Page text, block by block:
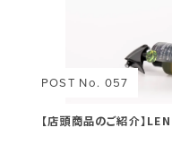
POST No. 057
【店頭商品のご紹介】